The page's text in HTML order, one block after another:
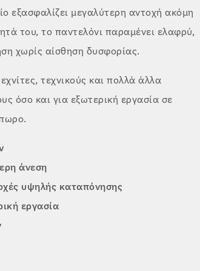
εξασφαλίζει μεγαλύτερη αντοχή ακόμη
του, το παντελόνι παραμένει ελαφρύ,
χωρίς αίσθηση δυσφορίας.
τεχνικούς και πολλά άλλα
όσο και για εξωτερική εργασία σε
άνεση
υψηλής καταπόνησης
εργασία